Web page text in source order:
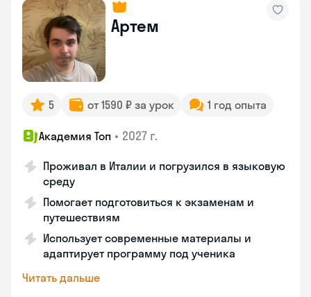
Артем
5 от 1590 ₽ за урок 1 год опыта
Академия Топ • 2027 г.
Проживал в Италии и погрузился в языковую
среду
Помогает подготовиться к экзаменам и
путешествиям
Использует современные материалы и
адаптирует программу под ученика
Читать дальше